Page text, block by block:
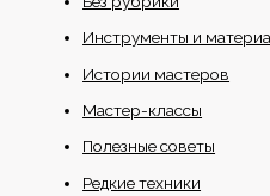
Инструменты и
Истории мастеров
Мастер-классы
Полезные советы
Редкие техники